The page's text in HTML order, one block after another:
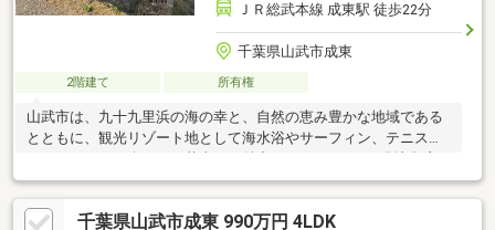
ＪＲ総武本線 成東駅 徒歩22分
千葉県山武市成東
2階建て 所有権
山武市は、九十九里浜の海の幸と、自然の恵み豊かな地域である
とともに、観光リゾート地として海水浴やサーフィン、テニスな
解散大歓迎！実際に物件を見ていただくことがとにかく一番で
す！！事前にご予約いただければ時間外でのご案内も可能です
♪「住宅ローンが不安…」と言うお客様へ！自社グループで住宅ロ
千葉県山武市成東 990万円 4LDK